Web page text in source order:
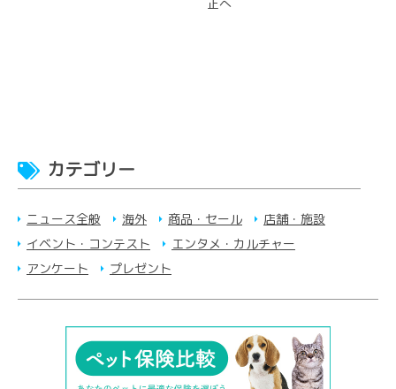
カテゴリー
ニュース全般 海外 商品・セール
店舗・施設
イベント・コンテスト
エンタメ・カルチャー
アンケート
プレゼント